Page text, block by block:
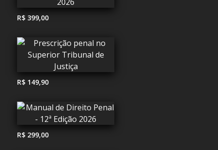
R$ 399,00
R$ 149,90
R$ 299,00